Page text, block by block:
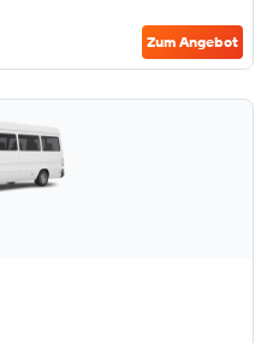
Zum Angebot